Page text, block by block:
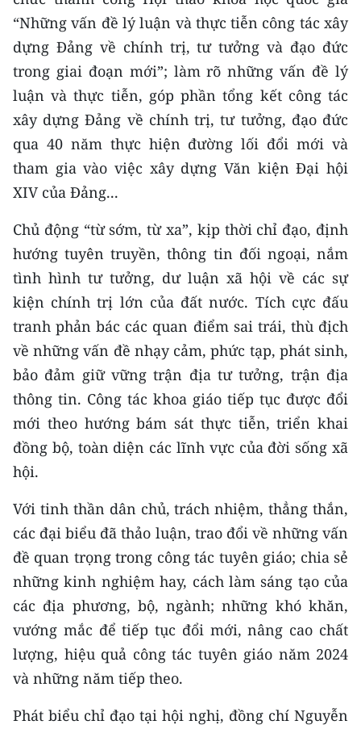
ENGLISH
中文
FRANÇAIS
РУССКИЙ
ESPAÑOL
한국어
“Những vấn đề lý luận và thực tiễn công tác xây
dựng Đảng về chính trị, tư tưởng và đạo đức
trong giai đoạn mới”; làm rõ những vấn đề lý
luận và thực tiễn, góp phần tổng kết công tác
xây dựng Đảng về chính trị, tư tưởng, đạo đức
qua 40 năm thực hiện đường lối đổi mới và
tham gia vào việc xây dựng Văn kiện Đại hội
XIV của Đảng...
Chủ động “từ sớm, từ xa”, kịp thời chỉ đạo, định
hướng tuyên truyền, thông tin đối ngoại, nắm
tình hình tư tưởng, dư luận xã hội về các sự
kiện chính trị lớn của đất nước. Tích cực đấu
tranh phản bác các quan điểm sai trái, thù địch
về những vấn đề nhạy cảm, phức tạp, phát sinh,
bảo đảm giữ vững trận địa tư tưởng, trận địa
thông tin. Công tác khoa giáo tiếp tục được đổi
mới theo hướng bám sát thực tiễn, triển khai
đồng bộ, toàn diện các lĩnh vực của đời sống xã
hội.
Với tinh thần dân chủ, trách nhiệm, thẳng thắn,
các đại biểu đã thảo luận, trao đổi về những vấn
đề quan trọng trong công tác tuyên giáo; chia sẻ
những kinh nghiệm hay, cách làm sáng tạo của
các địa phương, bộ, ngành; những khó khăn,
vướng mắc để tiếp tục đổi mới, nâng cao chất
lượng, hiệu quả công tác tuyên giáo năm 2024
và những năm tiếp theo.
Phát biểu chỉ đạo tại hội nghị, đồng chí Nguyễn